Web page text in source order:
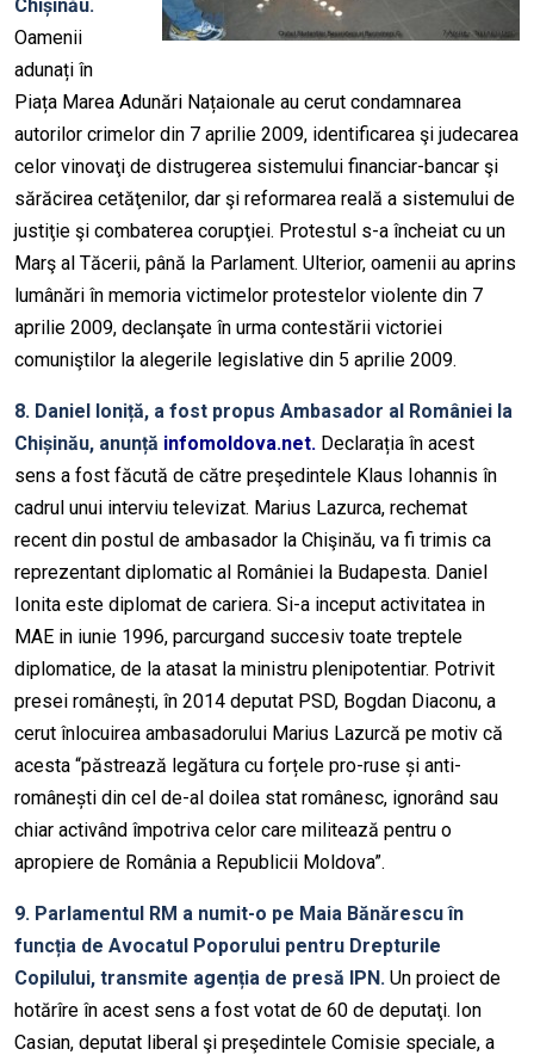
Chișinău.
Oamenii
adunați în
Piața Marea Adunări Națaionale au cerut condamnarea
autorilor crimelor din 7 aprilie 2009, identificarea şi judecarea
celor vinovaţi de distrugerea sistemului financiar-bancar şi
sărăcirea cetăţenilor, dar şi reformarea reală a sistemului de
justiţie şi combaterea corupţiei. Protestul s-a încheiat cu un
Marş al Tăcerii, până la Parlament. Ulterior, oamenii au aprins
lumânări în memoria victimelor protestelor violente din 7
aprilie 2009, declanşate în urma contestării victoriei
comuniştilor la alegerile legislative din 5 aprilie 2009.
8. Daniel Ioniță, a fost propus Ambasador al României la
Chișinău, anunță infomoldova.net. Declarația în acest
sens a fost făcută de către preşedintele Klaus Iohannis în
cadrul unui interviu televizat. Marius Lazurca, rechemat
recent din postul de ambasador la Chişinău, va fi trimis ca
reprezentant diplomatic al României la Budapesta. Daniel
Ionita este diplomat de cariera. Si-a inceput activitatea in
MAE in iunie 1996, parcurgand succesiv toate treptele
diplomatice, de la atasat la ministru plenipotentiar. Potrivit
presei românești, în 2014 deputat PSD, Bogdan Diaconu, a
cerut înlocuirea ambasadorului Marius Lazurcă pe motiv că
acesta “păstrează legătura cu forțele pro-ruse și anti-
românești din cel de-al doilea stat românesc, ignorând sau
chiar activând împotriva celor care militează pentru o
apropiere de România a Republicii Moldova”.
9. Parlamentul RM a numit-o pe Maia Bănărescu în
funcția de Avocatul Poporului pentru Drepturile
Copilului, transmite agenția de presă IPN. Un proiect de
hotărîre în acest sens a fost votat de 60 de deputaţi. Ion
Casian, deputat liberal şi preşedintele Comisie speciale, a